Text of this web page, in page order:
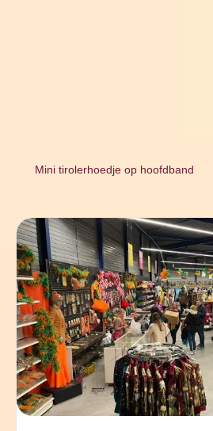
Mini tirolerhoedje op hoofdband